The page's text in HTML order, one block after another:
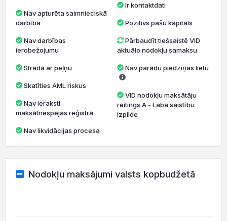
darbība
ierobežojumu
Strādā ar peļņu
Skatīties AML riskus
maksātnespējas reģistrā
Nav likvidācijas procesa
Ir kontaktdati
Pozitīvs pašu kapitāls
Pārbaudīt tiešsaistē VID
aktuālo nodokļu samaksu
Nav parādu piedziņas lietu
VID nodokļu maksātāju
reitings A - Laba saistību
izpilde
Nodokļu maksājumi valsts kopbudžetā